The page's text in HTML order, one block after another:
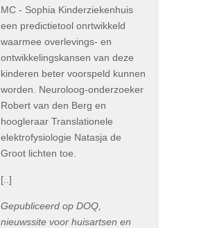
MC - Sophia Kinderziekenhuis
een predictietool onrtwikkeld
waarmee overlevings- en
ontwikkelingskansen van deze
kinderen beter voorspeld kunnen
worden. Neuroloog-onderzoeker
Robert van den Berg en
hoogleraar Translationele
elektrofysiologie Natasja de
Groot lichten toe.
[..]
Gepubliceerd op DOQ,
nieuwssite voor huisartsen en